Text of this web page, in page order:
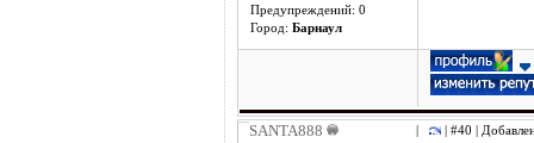
Предупреждений: 0
Город: Барнаул
SANTA888 | #40 |